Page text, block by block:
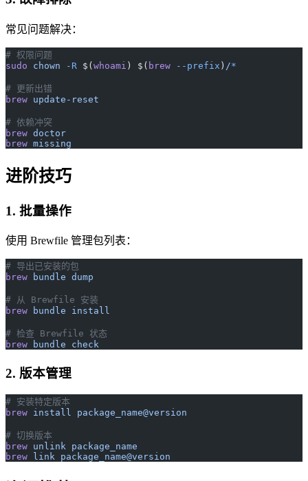
常见问题解决：
# 权限问题
sudo chown -R $(whoami ) $( brew --prefix ) /*
# 更新出错
brew update-reset
# 依赖冲突
brew doctor
brew missing
进阶技巧
1. 批量操作
使用 Brewfile 管理包列表：
# 导出已安装的包
brew bundle dump
# 从 Brewfile 安装
brew bundle install
# 检查 Brewfile 状态
brew bundle check
2. 版本管理
# 安装特定版本
brew install package_name@version
# 切换版本
brew unlink package_name
brew link package_name@version